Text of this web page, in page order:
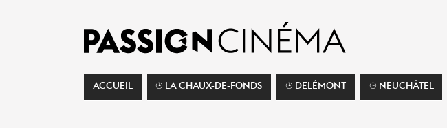
ACCUEIL ⌚︎ LA CHAUX-DE-FONDS ⌚︎ DELÉMONT ⌚︎ NEUCHÂTEL